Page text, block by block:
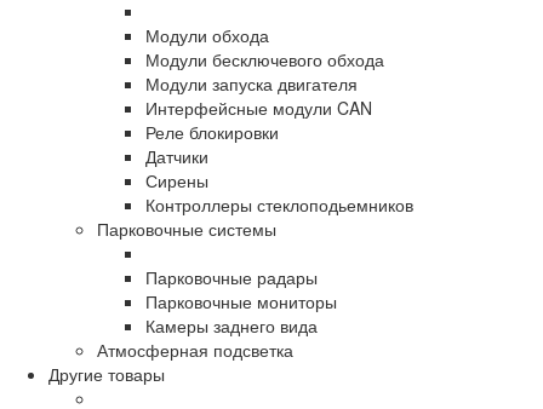
Модули обхода
Модули бесключевого обхода
Модули запуска двигателя
Интерфейсные модули CAN
Реле блокировки
Датчики
Сирены
Контроллеры стеклоподьемников
Парковочные системы
Парковочные радары
Парковочные мониторы
Камеры заднего вида
Атмосферная подсветка
Другие товары